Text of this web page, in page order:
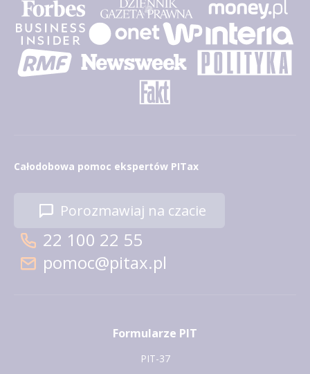
Całodobowa pomoc ekspertów PITax
Porozmawiaj na czacie
22 100 22 55
pomoc@pitax.pl
Formularze PIT
PIT-37